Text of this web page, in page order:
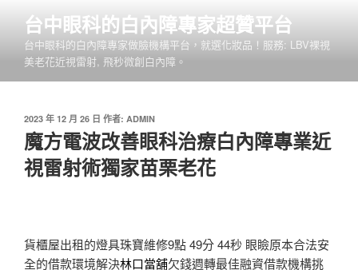
內
台中眼科的白內障專家超贊平台
台中眼科的白內障專家做臉機構平台，就選化妝品！服務: LBV裸視
美老花近視雷射, 飛秒微創白內障。
發
佈
於
2023 年 12 月 26 日 作者: ADMIN
魔方電波改善眼科治療白內障專業近
視雷射術獨家苗栗老花
貨櫃屋出租的燈具珠寶維修9點 49分 44秒 眼瞼原本合法安
全的借款環境解決林口當舖欠錢週轉最佳融資借款機構挑